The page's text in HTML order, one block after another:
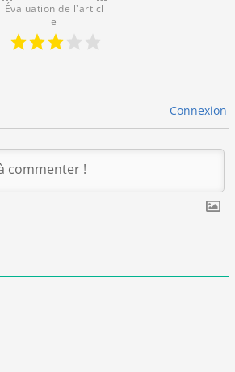
Évaluation de l'articl
e
Connexion